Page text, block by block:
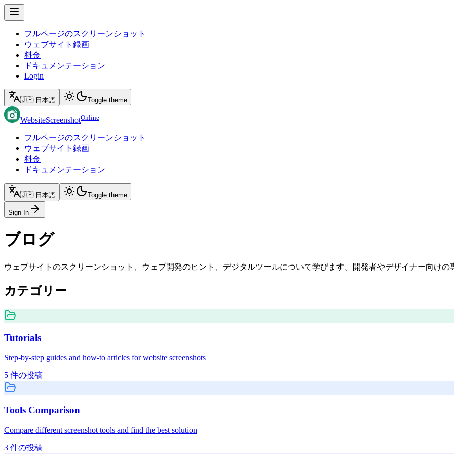
フルページのスクリーンショット
ウェブサイト録画
料金
ドキュメンテーション
Login
🇯🇵 日本語 Toggle theme
WebsiteScreenshotOnline
フルページのスクリーンショット
ウェブサイト録画
料金
ドキュメンテーション
🇯🇵 日本語 Toggle theme
Sign In
ブログ
ウェブサイトのスクリーンショット、ウェブ開発のヒント、デジタルツールについて学びます。開発者やデザイナー向けの
カテゴリー
Tutorials
Step-by-step guides and how-to articles for website screenshots
5 件の投稿
Tools Comparison
Compare different screenshot tools and find the best solution
3 件の投稿